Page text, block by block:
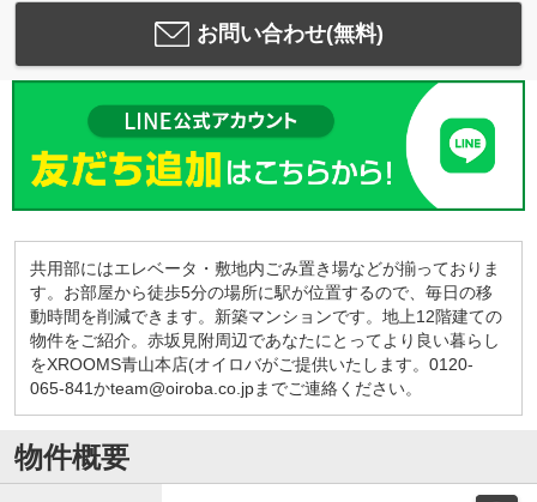
お問い合わせ(無料)
共用部にはエレベータ・敷地内ごみ置き場などが揃っておりま
す。お部屋から徒歩5分の場所に駅が位置するので、毎日の移
動時間を削減できます。新築マンションです。地上12階建ての
物件をご紹介。赤坂見附周辺であなたにとってより良い暮らし
をXROOMS青山本店(オイロバがご提供いたします。0120-
065-841かteam@oiroba.co.jpまでご連絡ください。
物件概要